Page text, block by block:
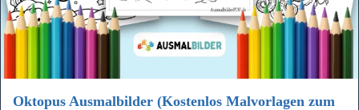
Oktopus Ausmalbilder (Kostenlos Malvorlagen zum